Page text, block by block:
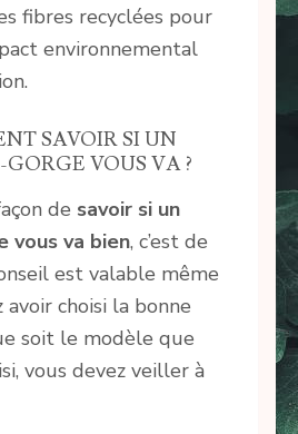
fibres recyclées pour
environnemental
SAVOIR SI UN
VOUS VA ?
de savoir si un
vous va bien, c’est de
est valable même
avoir choisi la bonne
soit le modèle que
vous devez veiller à